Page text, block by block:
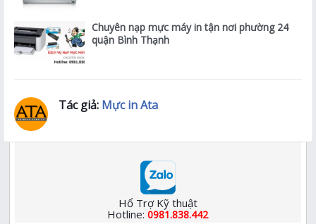
Chuyên nạp mực máy in tận nơi phường 24
quận Bình Thạnh
Tác giả: Mực in Ata
Hổ Trợ Kỹ thuật
Hotline:0981.838.442